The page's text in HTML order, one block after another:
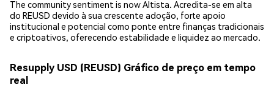
The community sentiment is now Altista. Acredita-se em alta
do REUSD devido à sua crescente adoção, forte apoio
institucional e potencial como ponte entre finanças tradicionais
e criptoativos, oferecendo estabilidade e liquidez ao mercado.
Resupply USD (REUSD) Gráfico de preço em tempo
real